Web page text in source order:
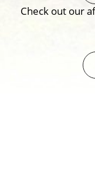
Check out our